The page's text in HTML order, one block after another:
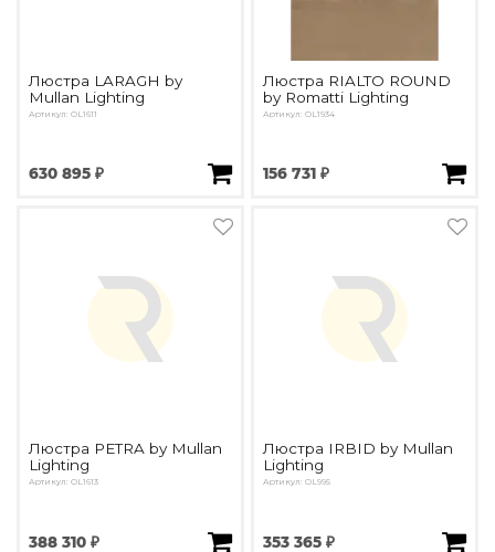
Люстра LARAGH by
Mullan Lighting
Артикул: OL1611
630 895 ₽
Люстра RIALTO ROUND
by Romatti Lighting
Артикул: OL1934
156 731 ₽
Люстра PETRA by Mullan
Lighting
Артикул: OL1613
388 310 ₽
Люстра IRBID by Mullan
Lighting
Артикул: OL995
353 365 ₽